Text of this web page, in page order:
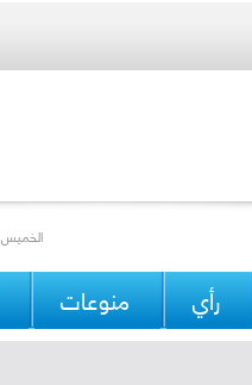
Thursday 16/10/2014 Issue 15358 الخميس 22 ذو الحجة 1435 العدد
رأي منوعات